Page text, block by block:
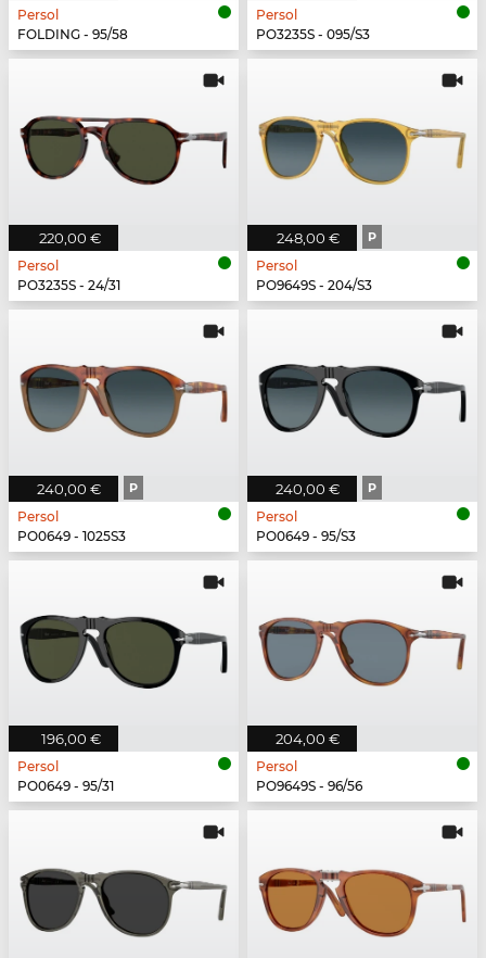
Persol
FOLDING - 95/58
Persol
PO3235S - 095/S3
220,00 €
Persol
PO3235S - 24/31
248,00 € P
Persol
PO9649S - 204/S3
240,00 € P
Persol
PO0649 - 1025S3
240,00 € P
Persol
PO0649 - 95/S3
196,00 €
Persol
PO0649 - 95/31
204,00 €
Persol
PO9649S - 96/56